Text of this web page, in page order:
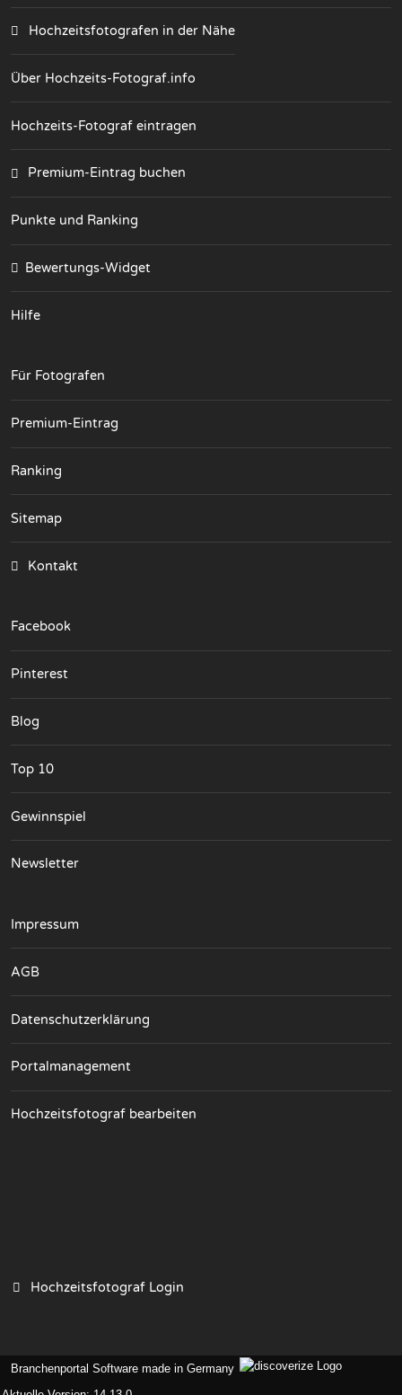
Hochzeitsfotografen in der Nähe
Über Hochzeits-Fotograf.info
Hochzeits-Fotograf eintragen
Premium-Eintrag buchen
Punkte und Ranking
Bewertungs-Widget
Hilfe
Für Fotografen
Premium-Eintrag
Ranking
Sitemap
Kontakt
Facebook
Pinterest
Blog
Top 10
Gewinnspiel
Newsletter
Impressum
AGB
Datenschutzerklärung
Portalmanagement
Hochzeitsfotograf bearbeiten
Hochzeitsfotograf Login
Branchenportal Software made in Germany